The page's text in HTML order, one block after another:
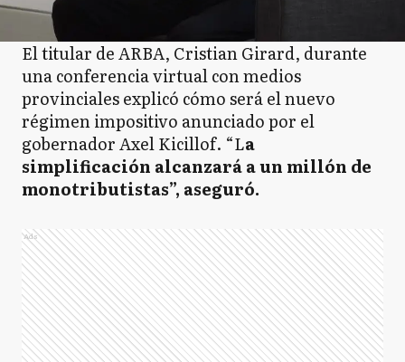
El titular de ARBA, Cristian Girard, durante
una conferencia virtual con medios
provinciales explicó cómo será el nuevo
régimen impositivo anunciado por el
gobernador Axel Kicillof. “La
simplificación alcanzará a un millón de
monotributistas”, aseguró.
Ads